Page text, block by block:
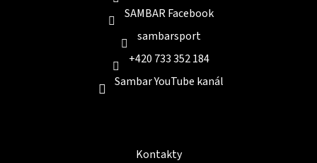
SAMBAR Facebook
sambarsport
+420 733 352 184
Sambar YouTube kanál
Kontakty